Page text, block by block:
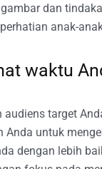
dan
anak-
waktu
audiens target
Anda untuk
dengan lebih